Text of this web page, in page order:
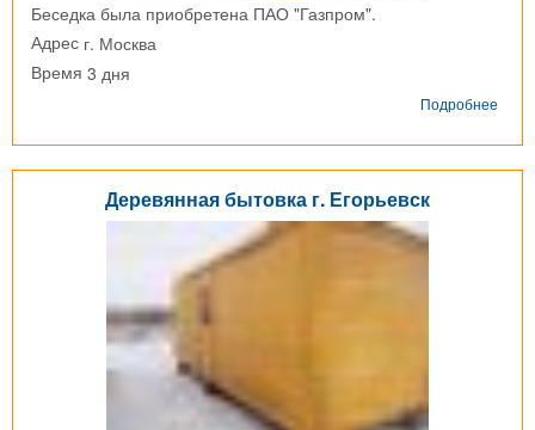
Беседка была приобретена ПАО "Газпром".
Адрес г. Москва
Время 3 дня
Подробнее
Деревянная бытовка г. Егорьевск